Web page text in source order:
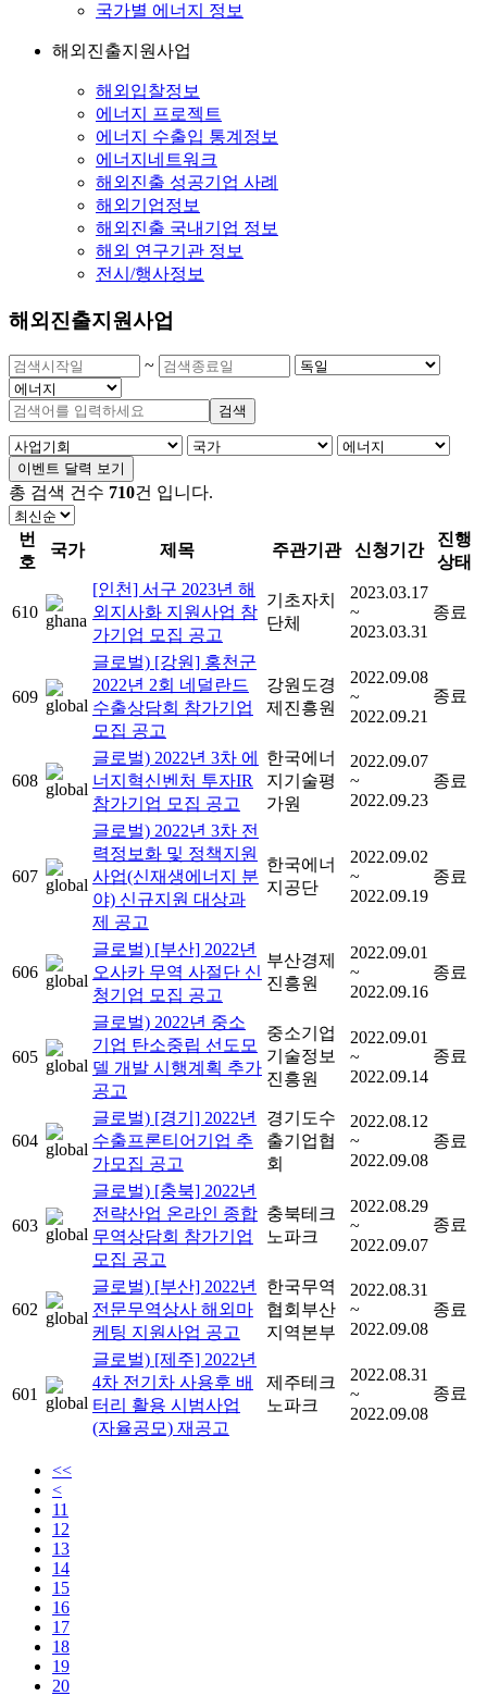
국가별 에너지 정보
해외진출지원사업
해외입찰정보
에너지 프로젝트
에너지 수출입 통계정보
에너지네트워크
해외진출 성공기업 사례
해외기업정보
해외진출 국내기업 정보
해외 연구기관 정보
전시/행사정보
해외진출지원사업
~
검색
이벤트 달력 보기
총 검색 건수 710건 입니다.
번
호
국가 제목 주관기관 신청기간
진행
상태
610
[인천] 서구 2023년 해
외지사화 지원사업 참
가기업 모집 공고
기초자치
단체
2023.03.17
~
2023.03.31
종료
609
글로벌) [강원] 홍천군
2022년 2회 네덜란드
수출상담회 참가기업
모집 공고
강원도경
제진흥원
2022.09.08
~
2022.09.21
종료
608
글로벌) 2022년 3차 에
너지혁신벤처 투자IR
참가기업 모집 공고
한국에너
지기술평
가원
2022.09.07
~
2022.09.23
종료
607
글로벌) 2022년 3차 전
력정보화 및 정책지원
사업(신재생에너지 분
야) 신규지원 대상과
제 공고
한국에너
지공단
2022.09.02
~
2022.09.19
종료
606
글로벌) [부산] 2022년
오사카 무역 사절단 신
청기업 모집 공고
부산경제
진흥원
2022.09.01
~
2022.09.16
종료
605
글로벌) 2022년 중소
기업 탄소중립 선도모
델 개발 시행계획 추가
공고
중소기업
기술정보
진흥원
2022.09.01
~
2022.09.14
종료
604
글로벌) [경기] 2022년
수출프론티어기업 추
가모집 공고
경기도수
출기업협
회
2022.08.12
~
2022.09.08
종료
603
글로벌) [충북] 2022년
전략산업 온라인 종합
무역상담회 참가기업
모집 공고
충북테크
노파크
2022.08.29
~
2022.09.07
종료
602
글로벌) [부산] 2022년
전문무역상사 해외마
케팅 지원사업 공고
한국무역
협회부산
지역본부
2022.08.31
~
2022.09.08
종료
601
글로벌) [제주] 2022년
4차 전기차 사용후 배
터리 활용 시범사업
(자율공모) 재공고
제주테크
노파크
2022.08.31
~
2022.09.08
종료
<<
<
11
12
13
14
15
16
17
18
19
20